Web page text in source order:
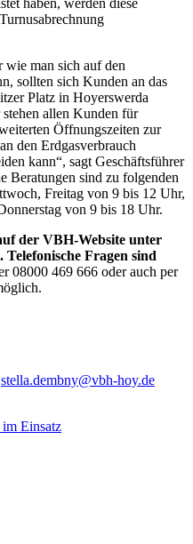
wie man sich auf den
sollten sich Kunden an das
Platz in Hoyerswerda
allen Kunden für
Öffnungszeiten zur
den Erdgasverbrauch
kann“, sagt Geschäftsführer
Beratungen sind zu folgenden
Freitag von 9 bis 12 Uhr,
von 9 bis 18 Uhr.
der VBH-Website unter
Telefonische Fragen sind
08000 469 666 oder auch per
stella.dembny@vbh-hoy.de
im Einsatz